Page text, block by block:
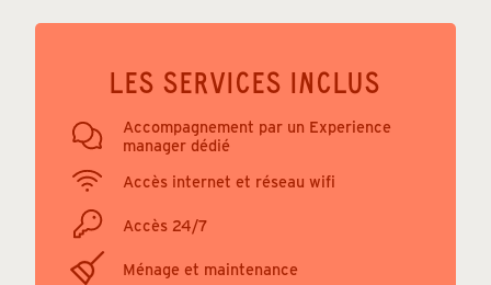
LES SERVICES INCLUS
Accompagnement par un Experience
manager dédié
Accès internet et réseau wifi
Accès 24/7
Ménage et maintenance